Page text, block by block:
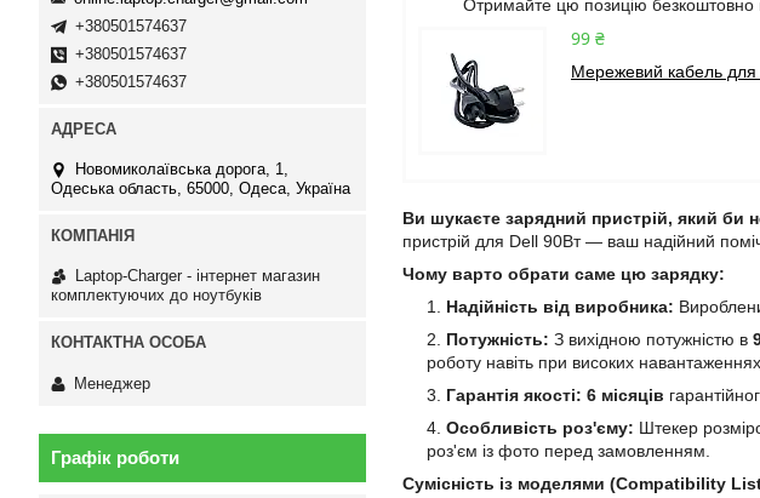
Отримайте цю позицію безкоштовно
99 ₴
Мережевий кабель
Ви шукаєте зарядний пристрій, який би
пристрій для Dell 90Вт — ваш надійний
Чому варто обрати саме цю зарядку:
Надійність від виробника:
Потужність: З вихідною потужністю в
роботу навіть при високих
Гарантія якості: 6 місяців
Особливість роз'єму: Штекер
роз'єм із фото перед замовленням.
Сумісність із моделями (Compatibility
+380501574637
+380501574637
+380501574637
Новомиколаївська дорога, 1,
Одеська область, 65000, Одеса, Україна
Laptop-Charger - інтернет магазин
комплектуючих до ноутбуків
Менеджер
Графік роботи